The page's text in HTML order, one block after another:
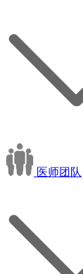
医师团队